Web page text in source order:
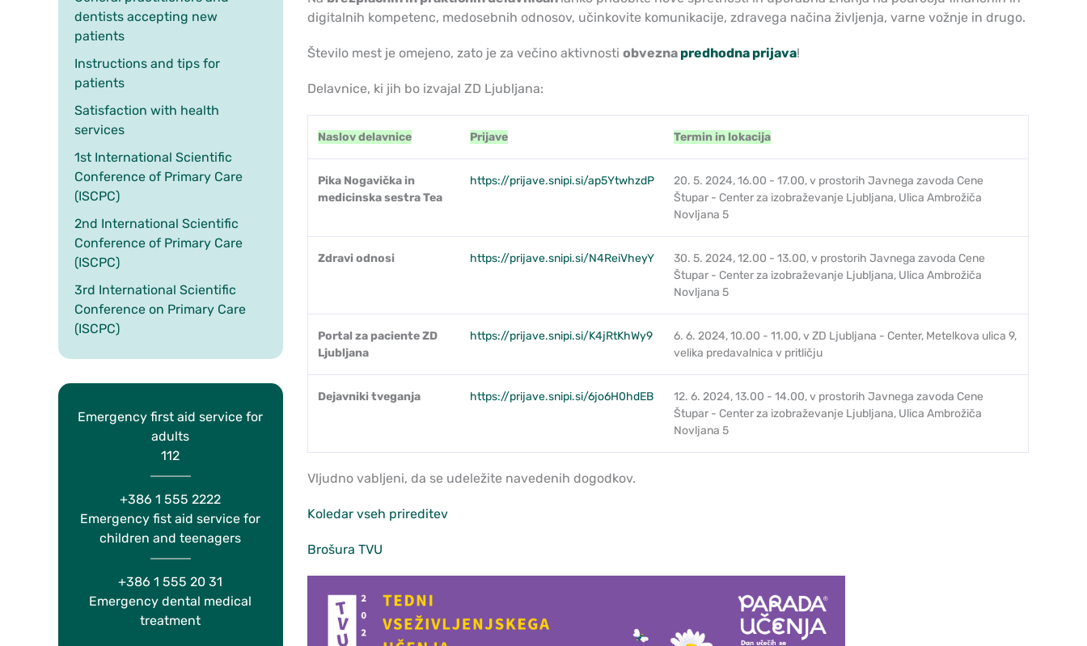
dentists accepting new
patients
Instructions and tips for
patients
Satisfaction with health
services
1st International Scientific
Conference of Primary Care
(ISCPC)
2nd International Scientific
Conference of Primary Care
(ISCPC)
3rd International Scientific
Conference on Primary Care
(ISCPC)
Emergency first aid service for
adults
112
+386 1 555 2222
Emergency fist aid service for
children and teenagers
+386 1 555 20 31
Emergency dental medical
treatment
digitalnih kompetenc, medosebnih odnosov, učinkovite komunikacije, zdravega načina življenja, varne vožnje in drugo.
Število mest je omejeno, zato je za večino aktivnosti obvezna predhodna prijava!
Delavnice, ki jih bo izvajal ZD Ljubljana:
Naslov delavnice Prijave Termin in lokacija
Pika Nogavička in
medicinska sestra Tea
https://prijave.snipi.si/ap5YtwhzdP
20. 5. 2024, 16.00 - 17.00, v prostorih Javnega zavoda Cene
Štupar - Center za izobraževanje Ljubljana, Ulica Ambrožiča
Novljana 5
Zdravi odnosi https://prijave.snipi.si/N4ReiVheyY
30. 5. 2024, 12.00 - 13.00, v prostorih Javnega zavoda Cene
Štupar - Center za izobraževanje Ljubljana, Ulica Ambrožiča
Novljana 5
Portal za paciente ZD
Ljubljana
https://prijave.snipi.si/K4jRtKhWy9
6. 6. 2024, 10.00 - 11.00, v ZD Ljubljana - Center, Metelkova ulica 9,
velika predavalnica v pritličju
Dejavniki tveganja https://prijave.snipi.si/6jo6H0hdEB
12. 6. 2024, 13.00 - 14.00, v prostorih Javnega zavoda Cene
Štupar - Center za izobraževanje Ljubljana, Ulica Ambrožiča
Novljana 5
Vljudno vabljeni, da se udeležite navedenih dogodkov.
Koledar vseh prireditev
Brošura TVU